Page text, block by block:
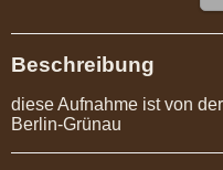
Beschreibung
diese Aufnahme ist von
Berlin-Grünau